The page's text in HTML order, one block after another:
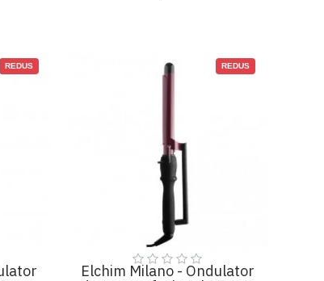
REDUS REDUS
Elchim Milano - Ondulator